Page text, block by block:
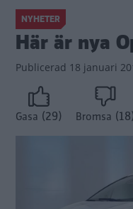
NYHETER
Här är nya
Publicerad 18 januari
Gasa (29) Bromsa (18)